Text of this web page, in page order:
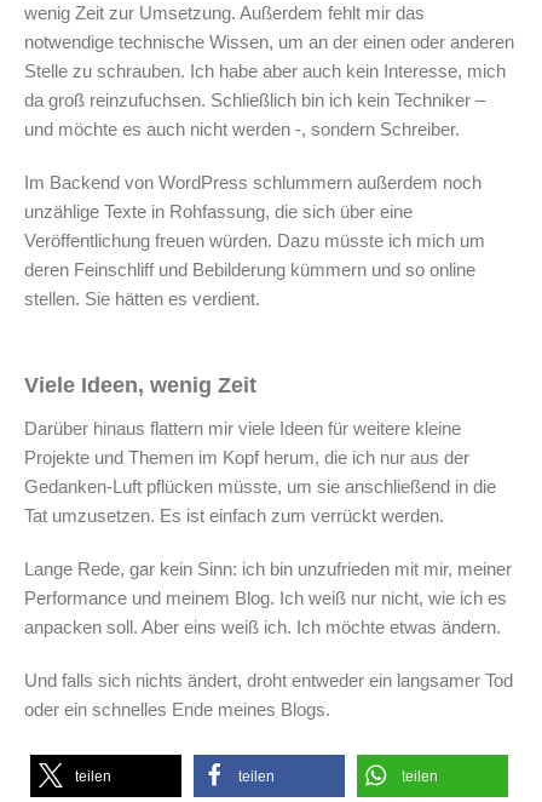
wenig Zeit zur Umsetzung. Außerdem fehlt mir das
notwendige technische Wissen, um an der einen oder anderen
Stelle zu schrauben. Ich habe aber auch kein Interesse, mich
da groß reinzufuchsen. Schließlich bin ich kein Techniker –
und möchte es auch nicht werden -, sondern Schreiber.
Im Backend von WordPress schlummern außerdem noch
unzählige Texte in Rohfassung, die sich über eine
Veröffentlichung freuen würden. Dazu müsste ich mich um
deren Feinschliff und Bebilderung kümmern und so online
stellen. Sie hätten es verdient.
Viele Ideen, wenig Zeit
Darüber hinaus flattern mir viele Ideen für weitere kleine
Projekte und Themen im Kopf herum, die ich nur aus der
Gedanken-Luft pflücken müsste, um sie anschließend in die
Tat umzusetzen. Es ist einfach zum verrückt werden.
Lange Rede, gar kein Sinn: ich bin unzufrieden mit mir, meiner
Performance und meinem Blog. Ich weiß nur nicht, wie ich es
anpacken soll. Aber eins weiß ich. Ich möchte etwas ändern.
Und falls sich nichts ändert, droht entweder ein langsamer Tod
oder ein schnelles Ende meines Blogs.
teilen teilen teilen